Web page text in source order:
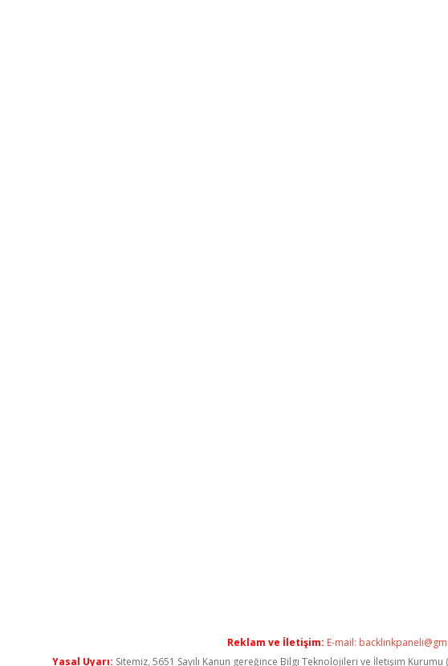
Reklam ve İletişim: E-mail:
Yasal Uyarı: Sitemiz, 5651 Sayılı Kanun gereğince Bilgi Teknolojileri ve İletişim